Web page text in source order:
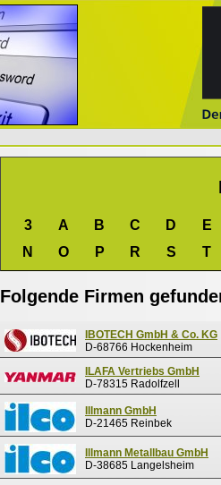
3 A B C D
E
N
O P R S T
Folgende Firmen
IBOTECH GmbH & Co. KG
D-68766 Hockenheim
ILAFA Vertriebs GmbH
D-78315 Radolfzell
Illmann GmbH
D-21465 Reinbek
Illmann Metallbau GmbH
D-38685 Langelsheim